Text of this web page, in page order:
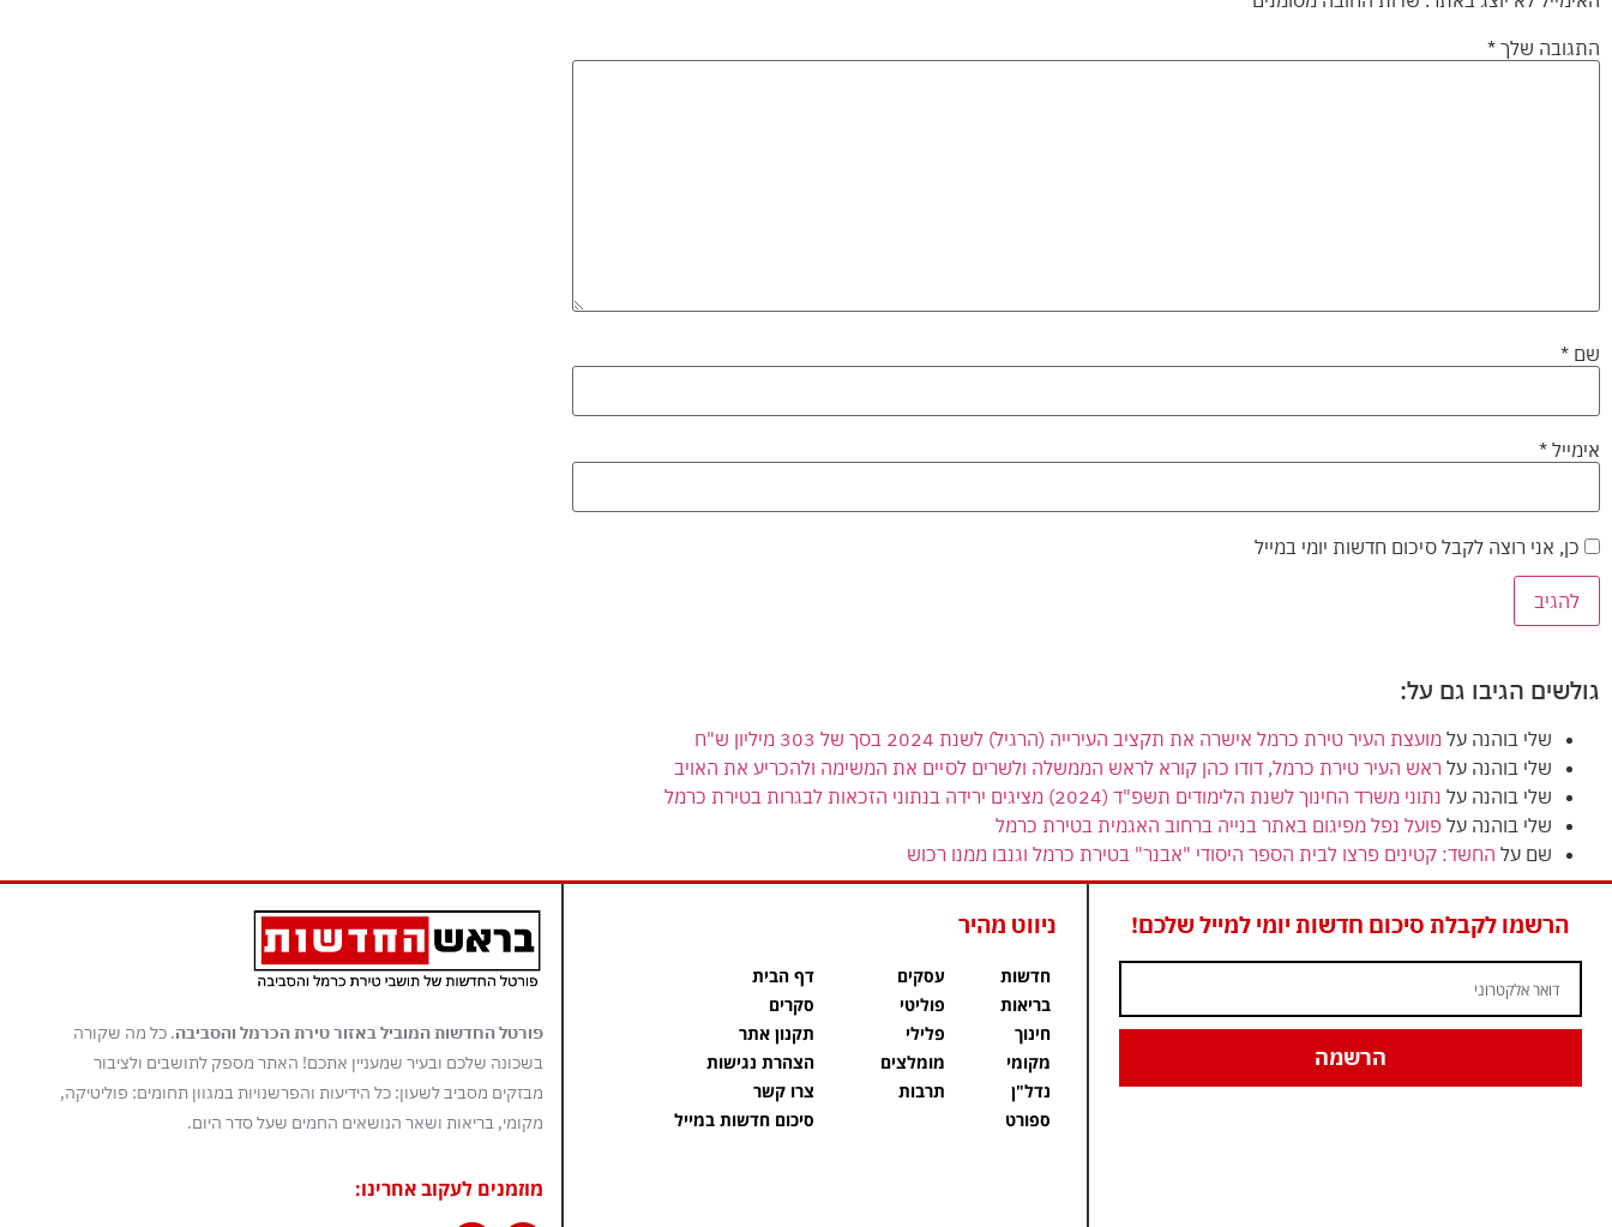
התגובה שלך *
שם *
אימייל *
כן, אני רוצה לקבל סיכום חדשות יומי במייל
גולשים הגיבו גם על:
שלי בוהנה על מועצת העיר טירת כרמל אישרה את תקציב העירייה (הרגיל) לשנת 2024 בסך של 303 מיליון ש"ח
שלי בוהנה על ראש העיר טירת כרמל, דודו כהן קורא לראש הממשלה ולשרים לסיים את המשימה ולהכריע את האויב
שלי בוהנה על נתוני משרד החינוך לשנת הלימודים תשפ"ד (2024) מציגים ירידה בנתוני הזכאות לבגרות בטירת כרמל
שלי בוהנה על פועל נפל מפיגום באתר בנייה ברחוב האגמית בטירת כרמל
שם על החשד: קטינים פרצו לבית הספר היסודי "אבנר" בטירת כרמל וגנבו ממנו רכוש
הרשמו לקבלת סיכום חדשות יומי למייל שלכם!
הרשמה
ניווט מהיר
חדשות
בריאות
חינוך
מקומי
נדל"ן
ספורט
עסקים
פוליטי
פלילי
מומלצים
תרבות
דף הבית
סקרים
תקנון אתר
הצהרת נגישות
צרו קשר
סיכום חדשות במייל
פורטל החדשות המוביל באזור טירת הכרמל והסביבה. כל מה שקורה
בשכונה שלכם ובעיר שמעניין אתכם! האתר מספק לתושבים ולציבור
מבזקים מסביב לשעון: כל הידיעות והפרשנויות במגוון תחומים: פוליטיקה,
מקומי, בריאות ושאר הנושאים החמים שעל סדר היום.
מוזמנים לעקוב אחרינו: